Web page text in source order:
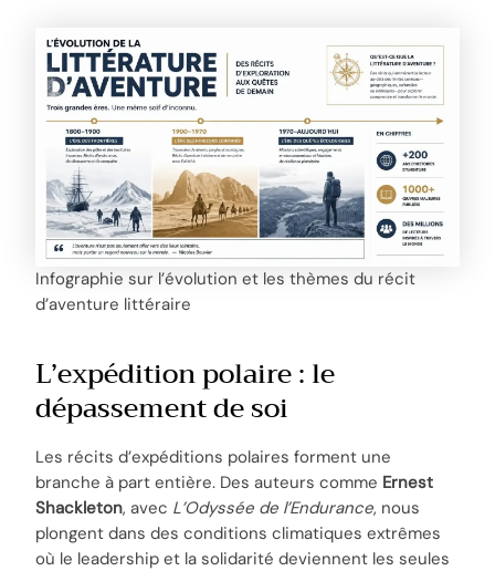
Infographie sur l’évolution et les thèmes du récit
d’aventure littéraire
L’expédition polaire : le
dépassement de soi
Les récits d’expéditions polaires forment une
branche à part entière. Des auteurs comme Ernest
Shackleton, avec L’Odyssée de l’Endurance, nous
plongent dans des conditions climatiques extrêmes
où le leadership et la solidarité deviennent les seules